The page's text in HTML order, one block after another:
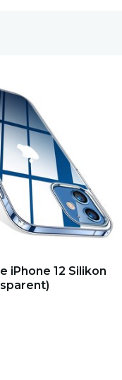
iPhone 12 Silikon